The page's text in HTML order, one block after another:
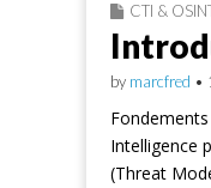
CTI &
by marcfred •
Intelligence
(Threat